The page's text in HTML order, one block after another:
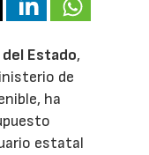
Estado,
de
ha
estatal